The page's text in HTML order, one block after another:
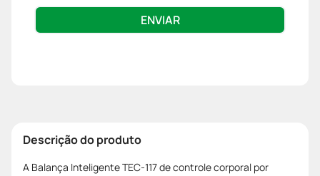
ENVIAR
Descrição do produto
A Balança Inteligente TEC-117 de controle corporal por